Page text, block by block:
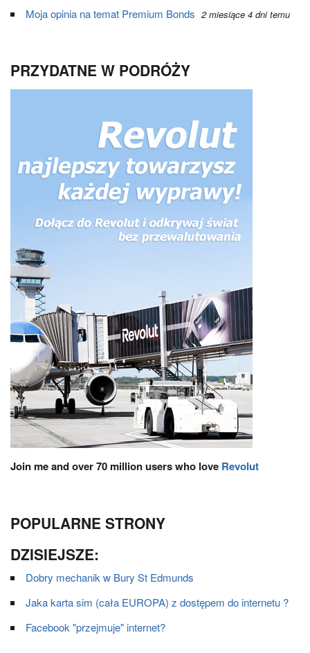
Moja opinia na temat Premium Bonds 2 miesiące 4 dni temu
PRZYDATNE W PODRÓŻY
Join me and over 70 million users who love Revolut
POPULARNE STRONY
DZISIEJSZE:
Dobry mechanik w Bury St Edmunds
Jaka karta sim (cała EUROPA) z dostępem do internetu ?
Facebook "przejmuje" internet?